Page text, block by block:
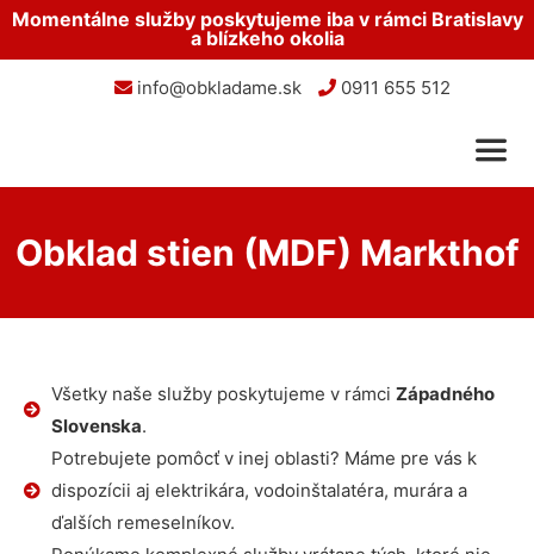
Momentálne služby poskytujeme iba v rámci Bratislavy
a blízkeho okolia
info@obkladame.sk 0911 655 512
Obklad stien (MDF) Markthof
Všetky naše služby poskytujeme v rámci Západného
Slovenska.
Potrebujete pomôcť v inej oblasti? Máme pre vás k
dispozícii aj elektrikára, vodoinštalatéra, murára a
ďalších remeselníkov.